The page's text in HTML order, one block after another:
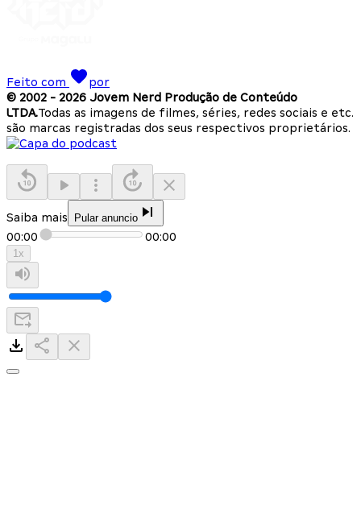
Feito com
por
© 2002 - 2026 Jovem Nerd Produção de Conteúdo
LTDA.Todas as imagens de filmes, séries, redes sociais e etc.
são marcas registradas dos seus respectivos proprietários.
Saiba mais Pular anuncio
00:00 00:00
1x